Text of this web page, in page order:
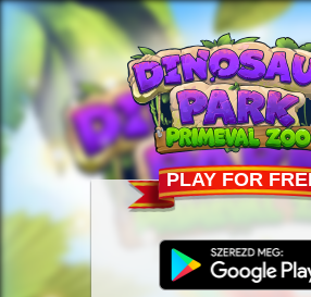
PLAY FOR